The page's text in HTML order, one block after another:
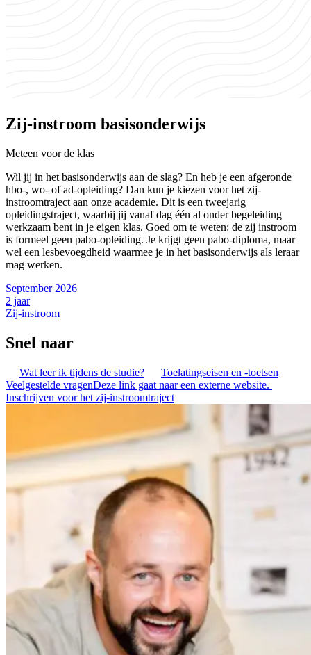
Zij-instroom basisonderwijs
Meteen voor de klas
Wil jij in het basisonderwijs aan de slag? En heb je een afgeronde
hbo-, wo- of ad-opleiding? Dan kun je kiezen voor het zij-
instroomtraject aan onze academie. Dit is een tweejarig
opleidingstraject, waarbij jij vanaf dag één al onder begeleiding
werkzaam bent in je eigen klas. Goed om te weten: de zij instroom
is formeel geen pabo-opleiding. Je krijgt geen pabo-diploma, maar
wel een lesbevoegdheid waarmee je in het basisonderwijs als leraar
mag werken.
September 2026
2 jaar
Zij-instroom
Snel naar
Wat leer ik tijdens de studie?
Toelatingseisen en -toetsen
Veelgestelde vragenDeze link gaat naar een externe website.
Inschrijven voor het zij-instroomtraject